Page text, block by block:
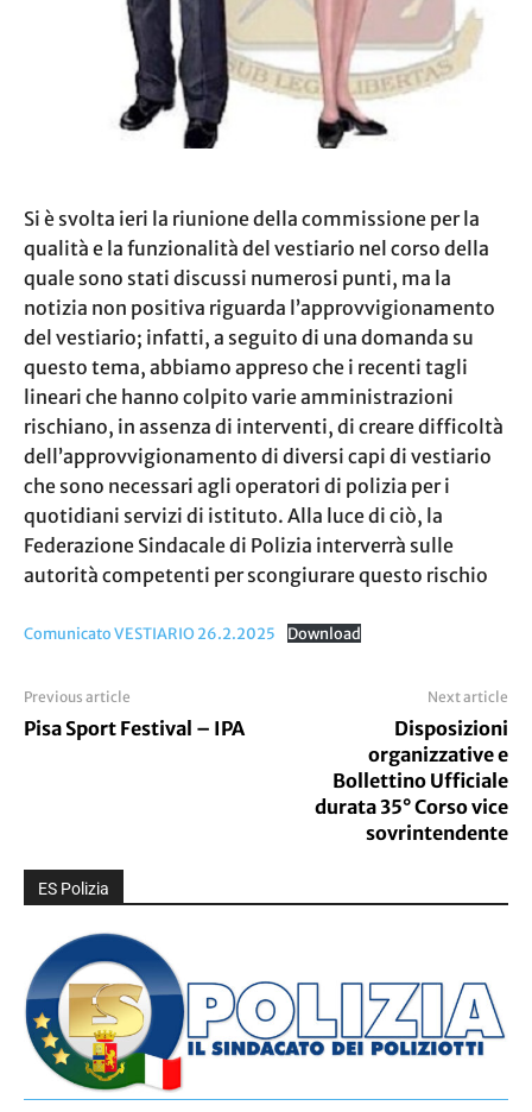
Si è svolta ieri la riunione della commissione per la
qualità e la funzionalità del vestiario nel corso della
quale sono stati discussi numerosi punti, ma la
notizia non positiva riguarda l’approvvigionamento
del vestiario; infatti, a seguito di una domanda su
questo tema, abbiamo appreso che i recenti tagli
lineari che hanno colpito varie amministrazioni
rischiano, in assenza di interventi, di creare difficoltà
dell’approvvigionamento di diversi capi di vestiario
che sono necessari agli operatori di polizia per i
quotidiani servizi di istituto. Alla luce di ciò, la
Federazione Sindacale di Polizia interverrà sulle
autorità competenti per scongiurare questo rischio
Comunicato VESTIARIO 26.2.2025 Download
Previous article
Pisa Sport Festival – IPA
Next article
Disposizioni
organizzative e
Bollettino Ufficiale
durata 35° Corso vice
sovrintendente
ES Polizia